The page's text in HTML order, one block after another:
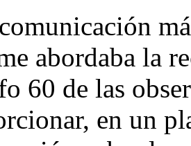
abordaba la
60 de las
en un